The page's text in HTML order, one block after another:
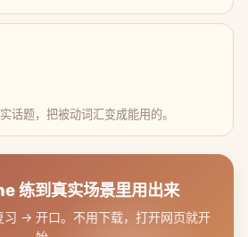
话题，把被动词汇变成能用的。
练到真实场景里用出来
→ 开口。不用下载，打开网页就开